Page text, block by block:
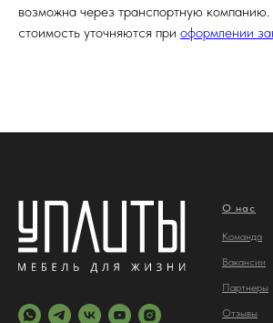
возможна через транспортную компанию.
стоимость уточняются при оформлении
О нас
Команда
Вакансии
Партнеры
Отзывы